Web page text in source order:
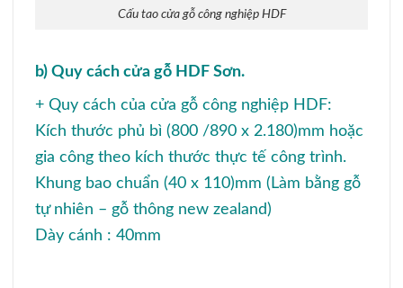
Cấu tao cửa gỗ công nghiệp HDF
b) Quy cách cửa gỗ HDF Sơn.
+ Quy cách của cửa gỗ công nghiệp HDF:
Kích thước phủ bì (800 /890 x 2.180)mm hoặc
gia công theo kích thước thực tế công trình.
Khung bao chuẩn (40 x 110)mm (Làm bằng gỗ
tự nhiên – gỗ thông new zealand)
Dày cánh : 40mm